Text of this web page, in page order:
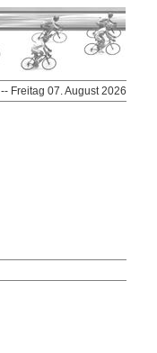
-- Freitag 07. August 2026